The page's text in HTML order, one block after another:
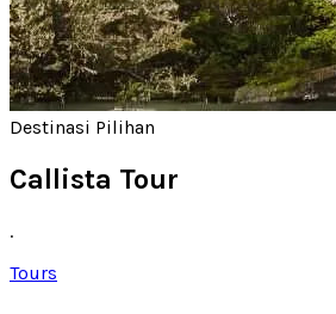
Destinasi Pilihan
Callista Tour
.
Tours